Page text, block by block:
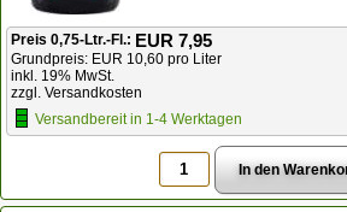
Preis 0,75-Ltr.-Fl.: EUR 7,95
Grundpreis: EUR 10,60 pro Liter
inkl. 19% MwSt.
zzgl. Versandkosten
Versandbereit in 1-4 Werktagen